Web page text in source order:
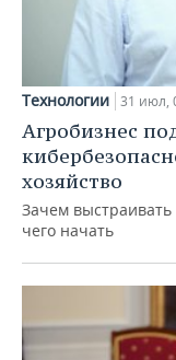
Технологии 31 июл,
Агробизнес
хозяйство
Зачем выстраивать
чего начать